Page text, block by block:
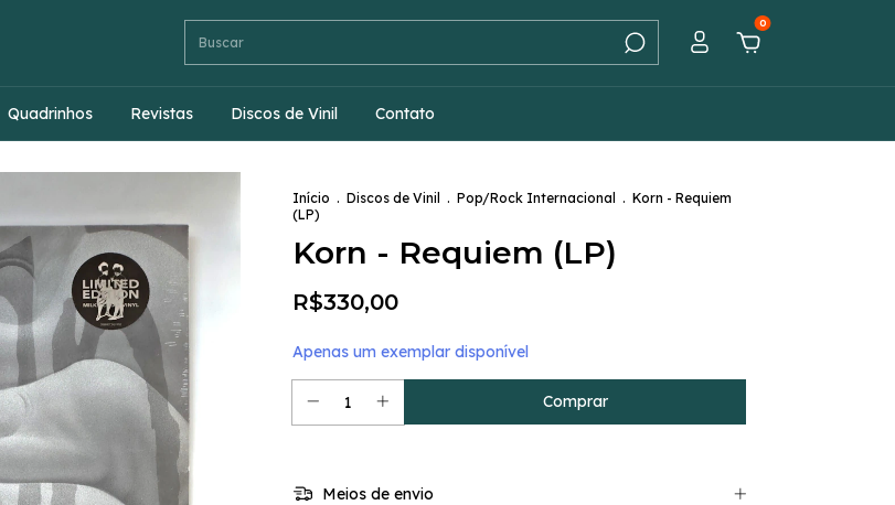
0
Quadrinhos Revistas Discos de Vinil Contato
Início . Discos de Vinil . Pop/Rock Internacional . Korn - Requiem
(LP)
Korn - Requiem (LP)
R$330,00
Apenas um exemplar disponível
Meios de envio